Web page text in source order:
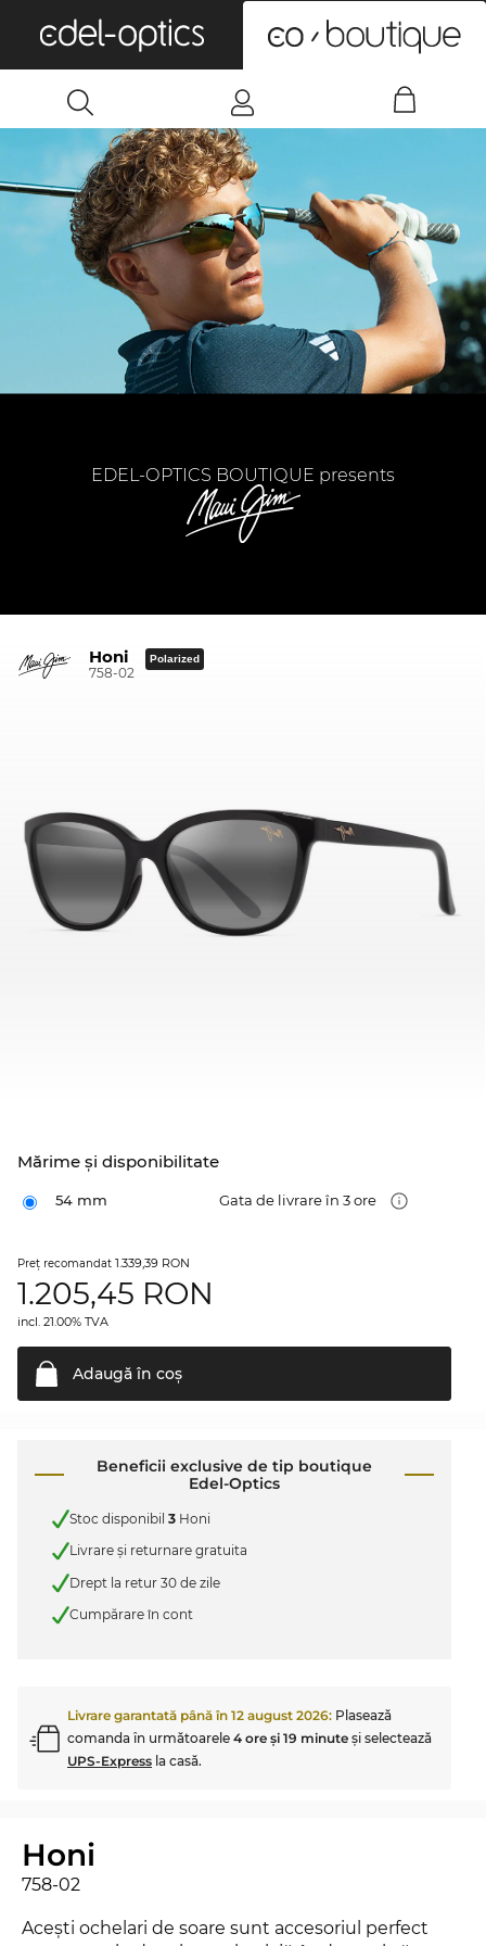
EDEL-OPTICS BOUTIQUE presents
Honi
758-02
Polarized
Mărime şi disponibilitate
54 mm Gata de livrare în 3 ore
Preţ recomandat 1.339,39 RON
1.205,45 RON
incl. 21.00% TVA
Adaugă în coş
Beneficii exclusive de tip boutique
Edel-Optics
Stoc disponibil 3 Honi
Livrare şi returnare gratuita
Drept la retur 30 de zile
Cumpărare în cont
Livrare garantată până în 12 august 2026: Plasează
comanda în următoarele 4 ore şi 19 minute şi selectează
UPS-Express la casă.
Honi
758-02
Aceşti ochelari de soare sunt accesoriul perfect